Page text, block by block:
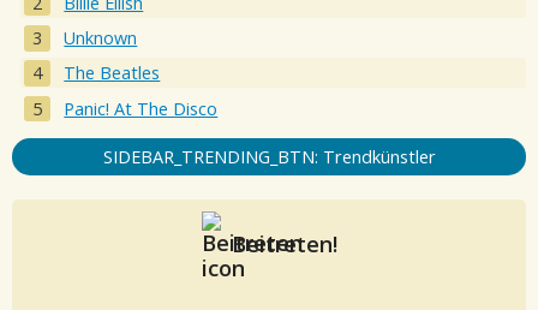
Unknown
The Beatles
Panic! At The Disco
SIDEBAR_TRENDING_BTN: Trendkünstler
Beitreten!